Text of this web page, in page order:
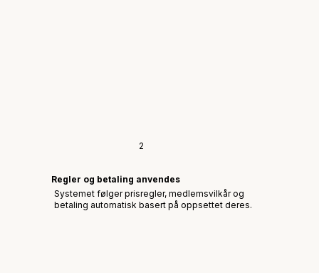
Regler og betaling anvendes
Systemet følger prisregler, medlemsvilkår og
betaling automatisk basert på oppsettet deres.
2